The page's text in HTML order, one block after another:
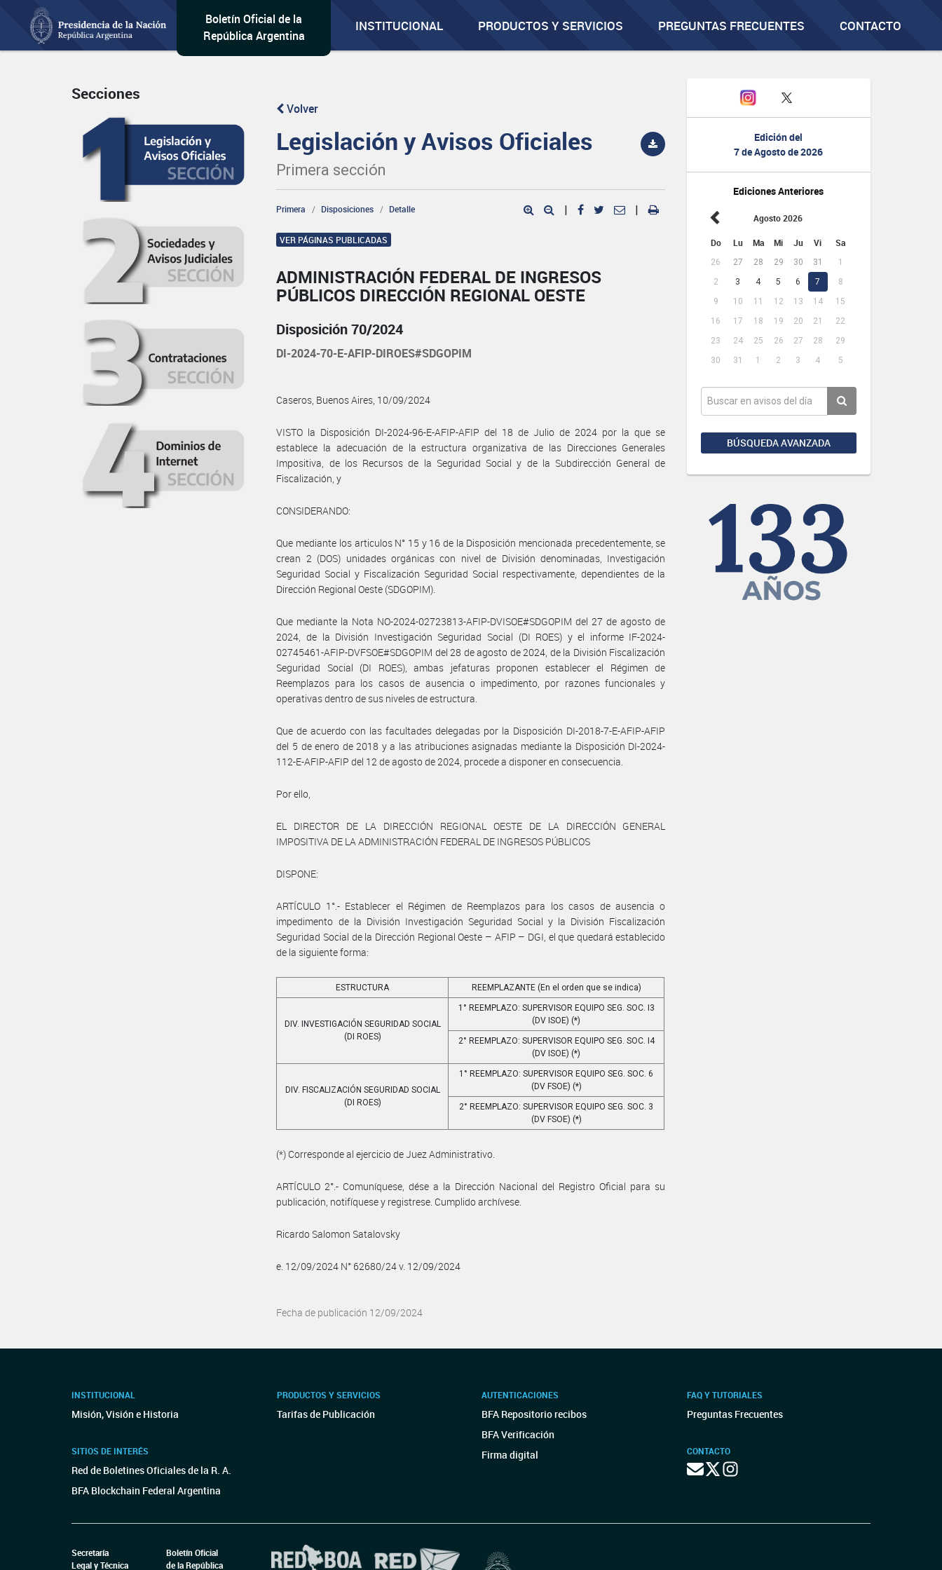
Boletín Oficial de la
República Argentina
INSTITUCIONAL PRODUCTOS Y SERVICIOS PREGUNTAS FRECUENTES CONTACTO
Edición del
7 de Agosto de 2026
Ediciones Anteriores
Agosto 2026
Do Lu Ma Mi Ju Vi Sa
26 27 28 29 30 31
1
2
3 4 5 6 7
8
9
10 11 12 13 14
15
16
17 18 19 20 21
22
23
24 25 26 27 28
29
30
31 1 2 3 4 5
BÚSQUEDA AVANZADA
Secciones
Volver
Legislación y Avisos Oficiales
Primera sección
Primera Disposiciones Detalle | |
VER PÁGINAS PUBLICADAS
ADMINISTRACIÓN FEDERAL DE INGRESOS
PÚBLICOS DIRECCIÓN REGIONAL OESTE
Disposición 70/2024
DI-2024-70-E-AFIP-DIROES#SDGOPIM
Caseros, Buenos Aires, 10/09/2024
VISTO la Disposición DI-2024-96-E-AFIP-AFIP del 18 de Julio de 2024 por la que se
establece la adecuación de la estructura organizativa de las Direcciones Generales
Impositiva, de los Recursos de la Seguridad Social y de la Subdirección General de
Fiscalización, y
CONSIDERANDO:
Que mediante los articulos N° 15 y 16 de la Disposición mencionada precedentemente, se
crean 2 (DOS) unidades orgánicas con nivel de División denominadas, Investigación
Seguridad Social y Fiscalización Seguridad Social respectivamente, dependientes de la
Dirección Regional Oeste (SDGOPIM).
Que mediante la Nota NO-2024-02723813-AFIP-DVISOE#SDGOPIM del 27 de agosto de
2024, de la División Investigación Seguridad Social (DI ROES) y el informe IF-2024-
02745461-AFIP-DVFSOE#SDGOPIM del 28 de agosto de 2024, de la División Fiscalización
Seguridad Social (DI ROES), ambas jefaturas proponen establecer el Régimen de
Reemplazos para los casos de ausencia o impedimento, por razones funcionales y
operativas dentro de sus niveles de estructura.
Que de acuerdo con las facultades delegadas por la Disposición DI-2018-7-E-AFIP-AFIP
del 5 de enero de 2018 y a las atribuciones asignadas mediante la Disposición DI-2024-
112-E-AFIP-AFIP del 12 de agosto de 2024, procede a disponer en consecuencia.
Por ello,
EL DIRECTOR DE LA DIRECCIÓN REGIONAL OESTE DE LA DIRECCIÓN GENERAL
IMPOSITIVA DE LA ADMINISTRACIÓN FEDERAL DE INGRESOS PÚBLICOS
DISPONE:
ARTÍCULO 1°.- Establecer el Régimen de Reemplazos para los casos de ausencia o
impedimento de la División Investigación Seguridad Social y la División Fiscalización
Seguridad Social de la Dirección Regional Oeste – AFIP – DGI, el que quedará establecido
de la siguiente forma:
ESTRUCTURA REEMPLAZANTE (En el orden que se indica)
DIV. INVESTIGACIÓN SEGURIDAD SOCIAL
(DI ROES)
1° REEMPLAZO: SUPERVISOR EQUIPO SEG. SOC. I3
(DV ISOE) (*)
2° REEMPLAZO: SUPERVISOR EQUIPO SEG. SOC. I4
(DV ISOE) (*)
DIV. FISCALIZACIÓN SEGURIDAD SOCIAL
(DI ROES)
1° REEMPLAZO: SUPERVISOR EQUIPO SEG. SOC. 6
(DV FSOE) (*)
2° REEMPLAZO: SUPERVISOR EQUIPO SEG. SOC. 3
(DV FSOE) (*)
(*) Corresponde al ejercicio de Juez Administrativo.
ARTÍCULO 2°.- Comuníquese, dése a la Dirección Nacional del Registro Oficial para su
publicación, notifíquese y registrese. Cumplido archívese.
Ricardo Salomon Satalovsky
e. 12/09/2024 N° 62680/24 v. 12/09/2024
Fecha de publicación 12/09/2024
INSTITUCIONAL
Misión, Visión e Historia
SITIOS DE INTERÉS
Red de Boletines Oficiales de la R. A.
BFA Blockchain Federal Argentina
PRODUCTOS Y SERVICIOS
Tarifas de Publicación
AUTENTICACIONES
BFA Repositorio recibos
BFA Verificación
Firma digital
FAQ Y TUTORIALES
Preguntas Frecuentes
CONTACTO
Secretaría
Legal y Técnica
Boletín Oficial
de la República